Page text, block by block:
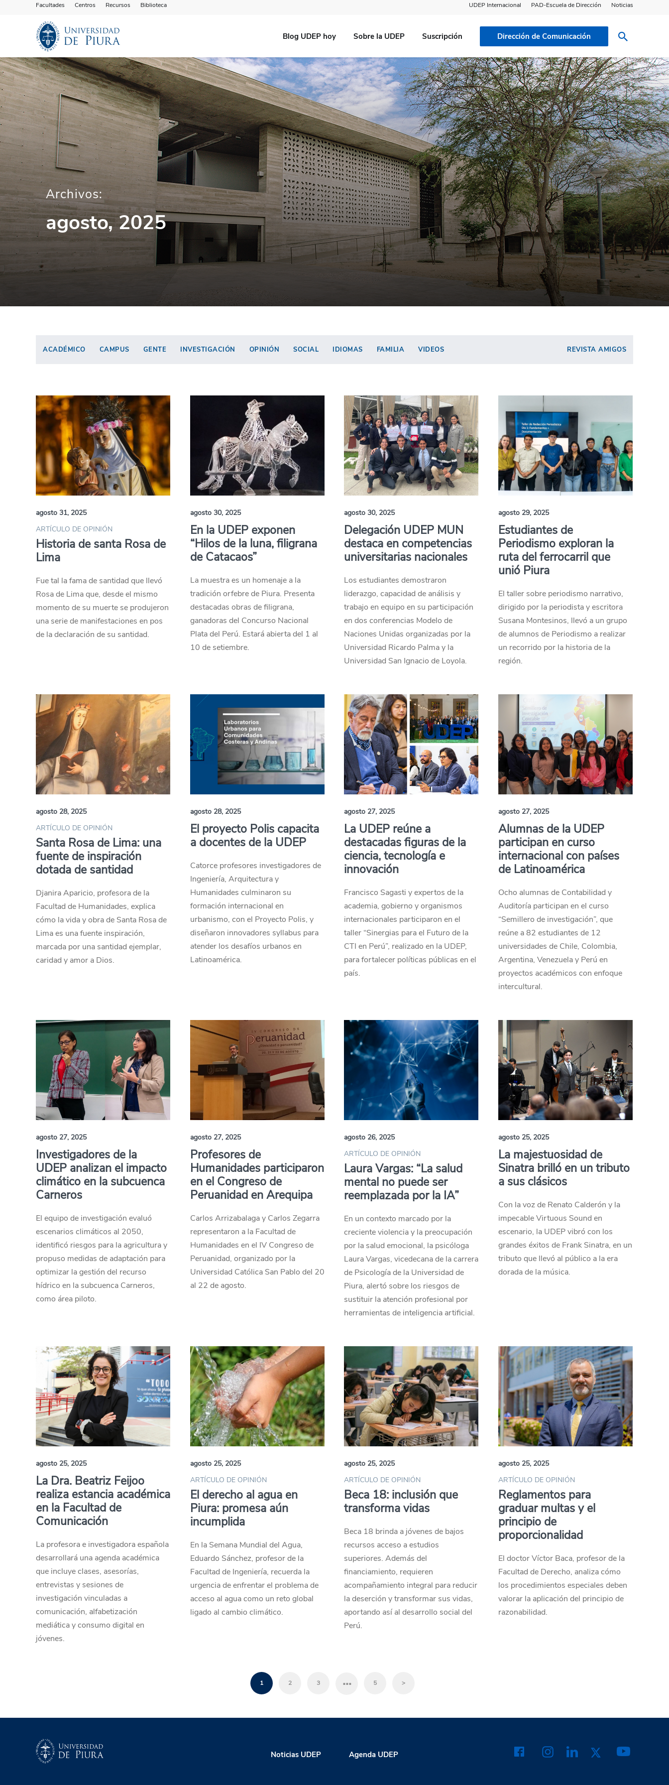
Facultades Centros Recursos Biblioteca UDEP Internacional PAD-Escuela de Dirección Noticias
Blog UDEP hoy Sobre la UDEP Suscripción Dirección de Comunicación
Archivos:
agosto, 2025
ACADÉMICO CAMPUS GENTE INVESTIGACIÓN OPINIÓN SOCIAL IDIOMAS FAMILIA VIDEOS REVISTA AMIGOS
agosto 31, 2025
ARTÍCULO DE OPINIÓN
Historia de santa Rosa de
Lima
Fue tal la fama de santidad que llevó
Rosa de Lima que, desde el mismo
momento de su muerte se produjeron
una serie de manifestaciones en pos
de la declaración de su santidad.
agosto 30, 2025
En la UDEP exponen
“Hilos de la luna, filigrana
de Catacaos”
La muestra es un homenaje a la
tradición orfebre de Piura. Presenta
destacadas obras de filigrana,
ganadoras del Concurso Nacional
Plata del Perú. Estará abierta del 1 al
10 de setiembre.
agosto 30, 2025
Delegación UDEP MUN
destaca en competencias
universitarias nacionales
Los estudiantes demostraron
liderazgo, capacidad de análisis y
trabajo en equipo en su participación
en dos conferencias Modelo de
Naciones Unidas organizadas por la
Universidad Ricardo Palma y la
Universidad San Ignacio de Loyola.
agosto 29, 2025
Estudiantes de
Periodismo exploran la
ruta del ferrocarril que
unió Piura
El taller sobre periodismo narrativo,
dirigido por la periodista y escritora
Susana Montesinos, llevó a un grupo
de alumnos de Periodismo a realizar
un recorrido por la historia de la
región.
agosto 28, 2025
ARTÍCULO DE OPINIÓN
Santa Rosa de Lima: una
fuente de inspiración
dotada de santidad
Djanira Aparicio, profesora de la
Facultad de Humanidades, explica
cómo la vida y obra de Santa Rosa de
Lima es una fuente inspiración,
marcada por una santidad ejemplar,
caridad y amor a Dios.
agosto 28, 2025
El proyecto Polis capacita
a docentes de la UDEP
Catorce profesores investigadores de
Ingeniería, Arquitectura y
Humanidades culminaron su
formación internacional en
urbanismo, con el Proyecto Polis, y
diseñaron innovadores syllabus para
atender los desafíos urbanos en
Latinoamérica.
agosto 27, 2025
La UDEP reúne a
destacadas figuras de la
ciencia, tecnología e
innovación
Francisco Sagasti y expertos de la
academia, gobierno y organismos
internacionales participaron en el
taller “Sinergias para el Futuro de la
CTI en Perú”, realizado en la UDEP,
para fortalecer políticas públicas en el
país.
agosto 27, 2025
Alumnas de la UDEP
participan en curso
internacional con países
de Latinoamérica
Ocho alumnas de Contabilidad y
Auditoría participan en el curso
“Semillero de investigación”, que
reúne a 82 estudiantes de 12
universidades de Chile, Colombia,
Argentina, Venezuela y Perú en
proyectos académicos con enfoque
intercultural.
agosto 27, 2025
Investigadores de la
UDEP analizan el impacto
climático en la subcuenca
Carneros
El equipo de investigación evaluó
escenarios climáticos al 2050,
identificó riesgos para la agricultura y
propuso medidas de adaptación para
optimizar la gestión del recurso
hídrico en la subcuenca Carneros,
como área piloto.
agosto 27, 2025
Profesores de
Humanidades participaron
en el Congreso de
Peruanidad en Arequipa
Carlos Arrizabalaga y Carlos Zegarra
representaron a la Facultad de
Humanidades en el IV Congreso de
Peruanidad, organizado por la
Universidad Católica San Pablo del 20
al 22 de agosto.
agosto 26, 2025
ARTÍCULO DE OPINIÓN
Laura Vargas: “La salud
mental no puede ser
reemplazada por la IA”
En un contexto marcado por la
creciente violencia y la preocupación
por la salud emocional, la psicóloga
Laura Vargas, vicedecana de la carrera
de Psicología de la Universidad de
Piura, alertó sobre los riesgos de
sustituir la atención profesional por
herramientas de inteligencia artificial.
agosto 25, 2025
La majestuosidad de
Sinatra brilló en un tributo
a sus clásicos
Con la voz de Renato Calderón y la
impecable Virtuous Sound en
escenario, la UDEP vibró con los
grandes éxitos de Frank Sinatra, en un
tributo que llevó al público a la era
dorada de la música.
agosto 25, 2025
La Dra. Beatriz Feijoo
realiza estancia académica
en la Facultad de
Comunicación
La profesora e investigadora española
desarrollará una agenda académica
que incluye clases, asesorías,
entrevistas y sesiones de
investigación vinculadas a
comunicación, alfabetización
mediática y consumo digital en
jóvenes.
agosto 25, 2025
ARTÍCULO DE OPINIÓN
El derecho al agua en
Piura: promesa aún
incumplida
En la Semana Mundial del Agua,
Eduardo Sánchez, profesor de la
Facultad de Ingeniería, recuerda la
urgencia de enfrentar el problema de
acceso al agua como un reto global
ligado al cambio climático.
agosto 25, 2025
ARTÍCULO DE OPINIÓN
Beca 18: inclusión que
transforma vidas
Beca 18 brinda a jóvenes de bajos
recursos acceso a estudios
superiores. Además del
financiamiento, requieren
acompañamiento integral para reducir
la deserción y transformar sus vidas,
aportando así al desarrollo social del
Perú.
agosto 25, 2025
ARTÍCULO DE OPINIÓN
Reglamentos para
graduar multas y el
principio de
proporcionalidad
El doctor Víctor Baca, profesor de la
Facultad de Derecho, analiza cómo
los procedimientos especiales deben
valorar la aplicación del principio de
razonabilidad.
1 2 3 … 5 >
Noticias UDEP Agenda UDEP